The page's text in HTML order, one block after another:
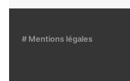
# Mentions légales